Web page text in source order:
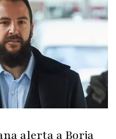
alerta a Borja